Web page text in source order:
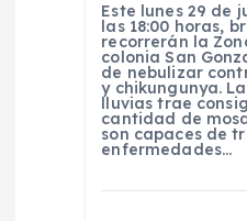
Este lunes 29 de
las 18:00 horas,
recorrerán la
colonia San
de nebulizar
y chikungunya.
lluvias trae
cantidad de
son capaces de
enfermedades…